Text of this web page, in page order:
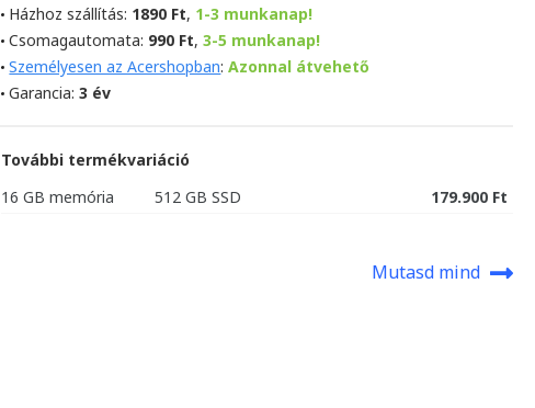
Házhoz szállítás: 1890 Ft, 1-3 munkanap!
Csomagautomata: 990 Ft,3-5 munkanap!
Személyesen az Acershopban:Azonnal átvehető
Garancia:3 év
További termékvariáció
16 GB memória
512 GB SSD 179.900 Ft
Mutasd mind